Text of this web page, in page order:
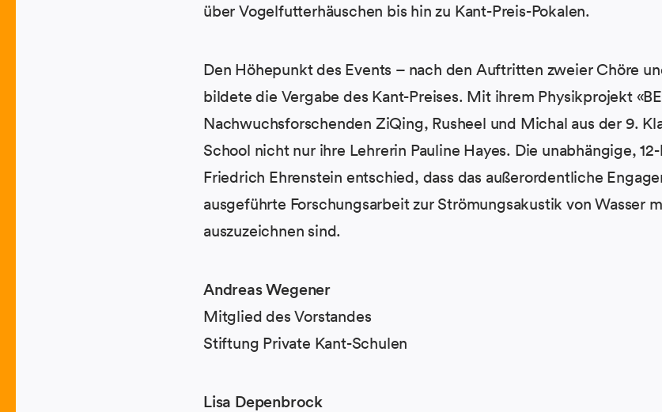
über Vogelfutterhäuschen bis hin zu Kant-Preis-Pokalen.
Den Höhepunkt des Events – nach den Auftritten zweier Chöre
bildete die Vergabe des Kant-Preises. Mit ihrem Physikprojekt
Nachwuchsforschenden ZiQing, Rusheel und Michal aus der 9.
School nicht nur ihre Lehrerin Pauline Hayes. Die unabhängige,
Friedrich Ehrenstein entschied, dass das außerordentliche
ausgeführte Forschungsarbeit zur Strömungsakustik von Wasser
auszuzeichnen sind.
Andreas Wegener
Mitglied des Vorstandes
Stiftung Private Kant-Schulen
Lisa Depenbrock